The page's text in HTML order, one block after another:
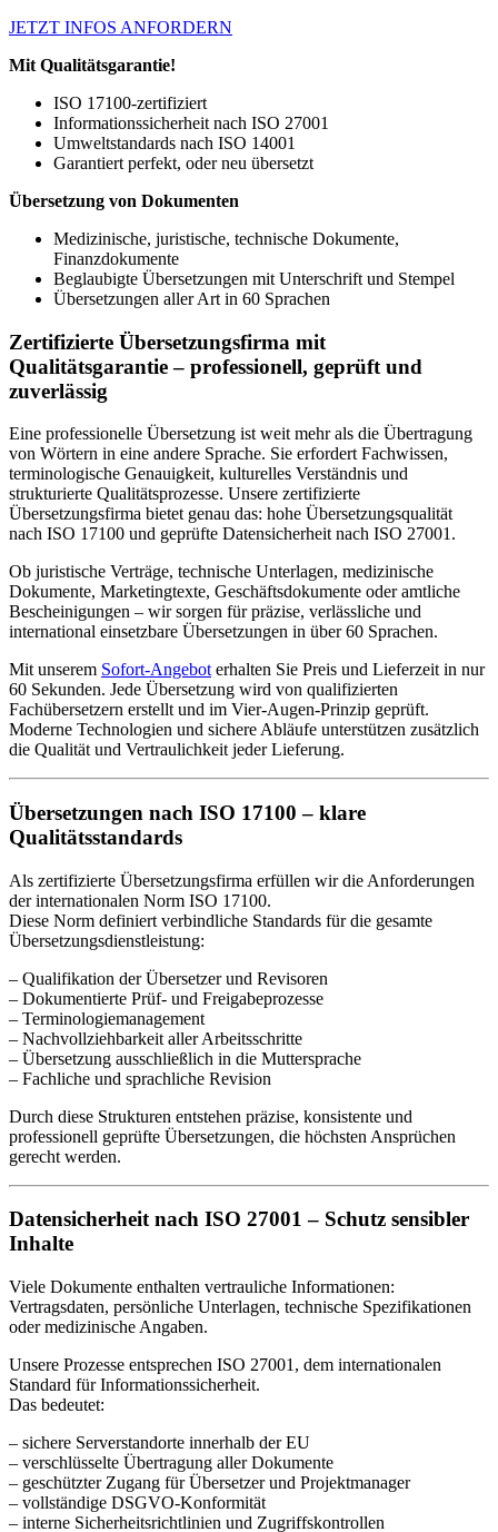
JETZT INFOS ANFORDERN
Mit Qualitätsgarantie!
ISO 17100-zertifiziert
Informationssicherheit nach ISO 27001
Umweltstandards nach ISO 14001
Garantiert perfekt, oder neu übersetzt
Übersetzung von Dokumenten
Medizinische, juristische, technische Dokumente,
Finanzdokumente
Beglaubigte Übersetzungen mit Unterschrift und Stempel
Übersetzungen aller Art in 60 Sprachen
Zertifizierte Übersetzungsfirma mit
Qualitätsgarantie – professionell, geprüft und
zuverlässig
Eine professionelle Übersetzung ist weit mehr als die Übertragung
von Wörtern in eine andere Sprache. Sie erfordert Fachwissen,
terminologische Genauigkeit, kulturelles Verständnis und
strukturierte Qualitätsprozesse. Unsere zertifizierte
Übersetzungsfirma bietet genau das: hohe Übersetzungsqualität
nach ISO 17100 und geprüfte Datensicherheit nach ISO 27001.
Ob juristische Verträge, technische Unterlagen, medizinische
Dokumente, Marketingtexte, Geschäftsdokumente oder amtliche
Bescheinigungen – wir sorgen für präzise, verlässliche und
international einsetzbare Übersetzungen in über 60 Sprachen.
Mit unserem Sofort-Angebot erhalten Sie Preis und Lieferzeit in nur
60 Sekunden. Jede Übersetzung wird von qualifizierten
Fachübersetzern erstellt und im Vier-Augen-Prinzip geprüft.
Moderne Technologien und sichere Abläufe unterstützen zusätzlich
die Qualität und Vertraulichkeit jeder Lieferung.
Übersetzungen nach ISO 17100 – klare
Qualitätsstandards
Als zertifizierte Übersetzungsfirma erfüllen wir die Anforderungen
der internationalen Norm ISO 17100.
Diese Norm definiert verbindliche Standards für die gesamte
Übersetzungsdienstleistung:
– Qualifikation der Übersetzer und Revisoren
– Dokumentierte Prüf- und Freigabeprozesse
– Terminologiemanagement
– Nachvollziehbarkeit aller Arbeitsschritte
– Übersetzung ausschließlich in die Muttersprache
– Fachliche und sprachliche Revision
Durch diese Strukturen entstehen präzise, konsistente und
professionell geprüfte Übersetzungen, die höchsten Ansprüchen
gerecht werden.
Datensicherheit nach ISO 27001 – Schutz sensibler
Inhalte
Viele Dokumente enthalten vertrauliche Informationen:
Vertragsdaten, persönliche Unterlagen, technische Spezifikationen
oder medizinische Angaben.
Unsere Prozesse entsprechen ISO 27001, dem internationalen
Standard für Informationssicherheit.
Das bedeutet:
– sichere Serverstandorte innerhalb der EU
– verschlüsselte Übertragung aller Dokumente
– geschützter Zugang für Übersetzer und Projektmanager
– vollständige DSGVO-Konformität
– interne Sicherheitsrichtlinien und Zugriffskontrollen